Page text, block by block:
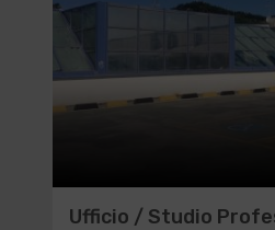
Ufficio / Studio